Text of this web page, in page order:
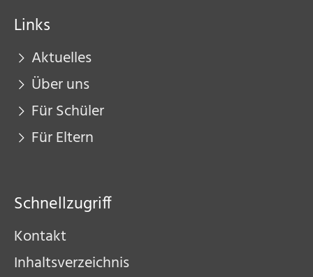
Links
Aktuelles
Über uns
Für Schüler
Für Eltern
Schnellzugriff
Kontakt
Inhaltsverzeichnis